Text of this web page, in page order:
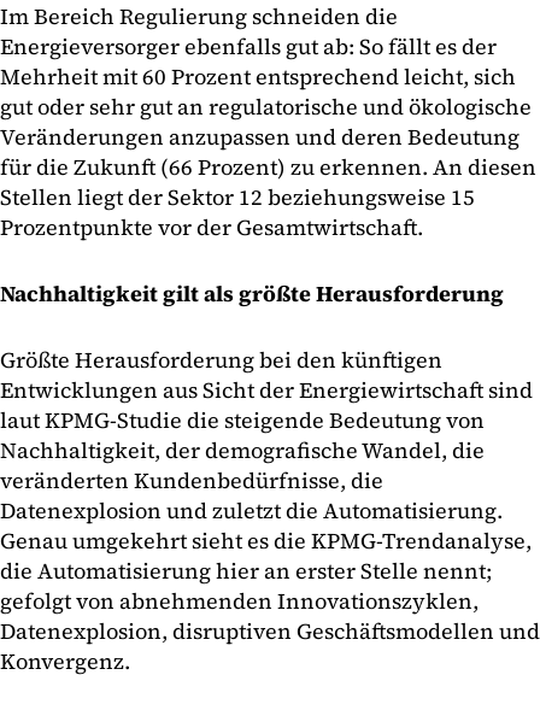
Im Bereich Regulierung schneiden die
Energieversorger ebenfalls gut ab: So fällt es der
Mehrheit mit 60 Prozent entsprechend leicht, sich
gut oder sehr gut an regulatorische und ökologische
Veränderungen anzupassen und deren Bedeutung
für die Zukunft (66 Prozent) zu erkennen. An diesen
Stellen liegt der Sektor 12 beziehungsweise 15
Prozentpunkte vor der Gesamtwirtschaft.
Nachhaltigkeit gilt als größte Herausforderung
Größte Herausforderung bei den künftigen
Entwicklungen aus Sicht der Energiewirtschaft sind
laut KPMG-Studie die steigende Bedeutung von
Nachhaltigkeit, der demografische Wandel, die
veränderten Kundenbedürfnisse, die
Datenexplosion und zuletzt die Automatisierung.
Genau umgekehrt sieht es die KPMG-Trendanalyse,
die Automatisierung hier an erster Stelle nennt;
gefolgt von abnehmenden Innovationszyklen,
Datenexplosion, disruptiven Geschäftsmodellen und
Konvergenz.